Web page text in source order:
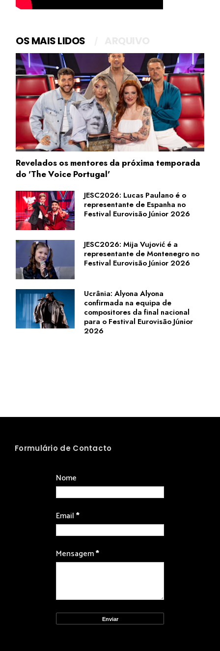
OS MAIS LIDOS
Revelados os mentores da próxima temporada
do 'The Voice Portugal'
JESC2026: Lucas Paulano é o
representante de Espanha no
Festival Eurovisão Júnior 2026
JESC2026: Mija Vujović é a
representante de Montenegro no
Festival Eurovisão Júnior 2026
Ucrânia: Alyona Alyona
confirmada na equipa de
compositores da final nacional
para o Festival Eurovisão Júnior
2026
Formulário de Contacto
Nome
Email*
Mensagem*